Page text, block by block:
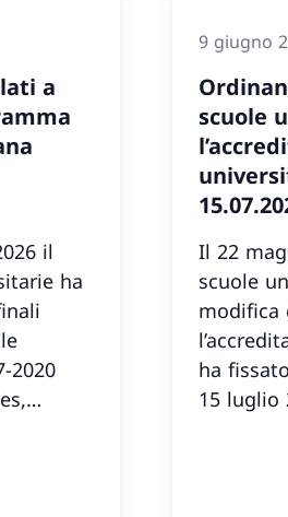
a
il
ha
2020
9 giugno
scuole
Il 22
scuole
modifica
ha
15 luglio